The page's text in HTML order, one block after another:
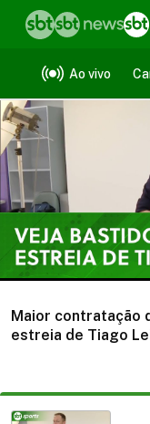
Ao vivo
Vídeos
Maior contratação
estreia de Tiago